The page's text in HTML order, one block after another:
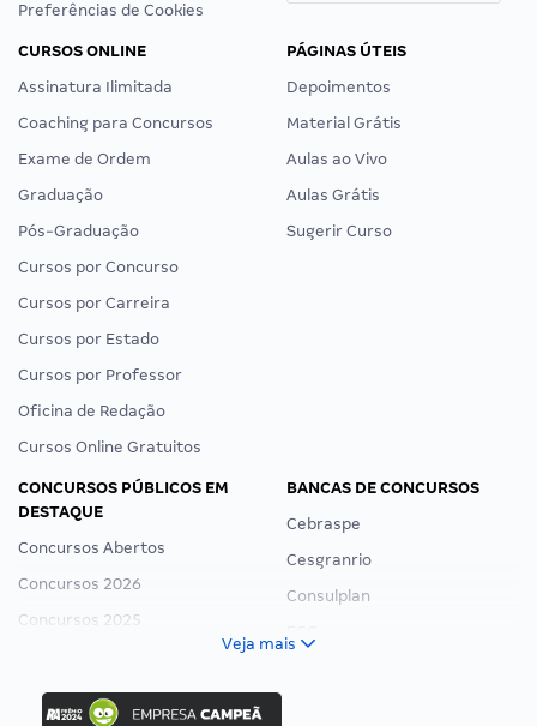
Preferências de Cookies
CURSOS ONLINE
Assinatura Ilimitada
Coaching para Concursos
Exame de Ordem
Graduação
Pós-Graduação
Cursos por Concurso
Cursos por Carreira
Cursos por Estado
Cursos por Professor
Oficina de Redação
Cursos Online Gratuitos
PÁGINAS ÚTEIS
Depoimentos
Material Grátis
Aulas ao Vivo
Aulas Grátis
Sugerir Curso
CONCURSOS PÚBLICOS EM
DESTAQUE
Concursos Abertos
Concursos 2026
Concursos 2025
Concurso Ibama
BANCAS DE CONCURSOS
Cebraspe
Cesgranrio
Consulplan
Veja mais